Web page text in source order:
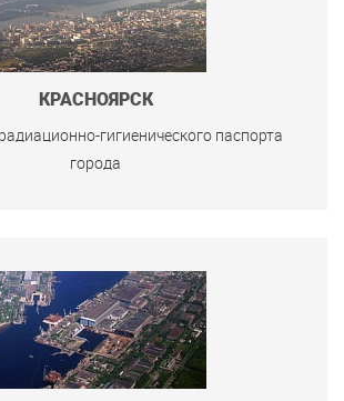
КРАСНОЯРСК
гигиенического паспорта
города